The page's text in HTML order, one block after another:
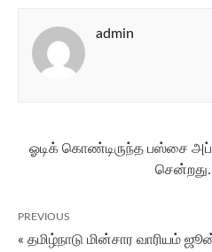
admin
ஓடிக் கொண்டிருந்த பஸ்சை
PREVIOUS
« தமிழ்நாடு மின்சார வாரியம்